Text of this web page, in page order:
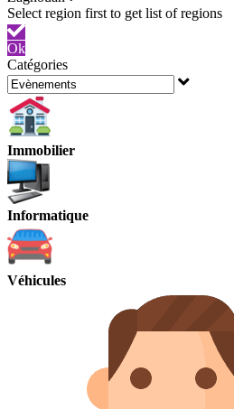
Ok
Catégories
Immobilier
Informatique
Véhicules